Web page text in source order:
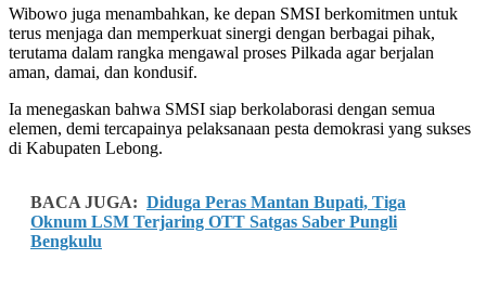
Wibowo juga menambahkan, ke depan SMSI berkomitmen untuk
terus menjaga dan memperkuat sinergi dengan berbagai pihak,
terutama dalam rangka mengawal proses Pilkada agar berjalan
aman, damai, dan kondusif.
Ia menegaskan bahwa SMSI siap berkolaborasi dengan semua
elemen, demi tercapainya pelaksanaan pesta demokrasi yang sukses
di Kabupaten Lebong.
BACA JUGA: Diduga Peras Mantan Bupati, Tiga
Oknum LSM Terjaring OTT Satgas Saber Pungli
Bengkulu